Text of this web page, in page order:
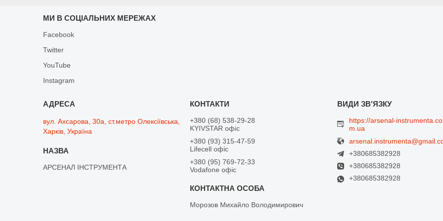
МИ В СОЦІАЛЬНИХ МЕРЕЖАХ
Facebook
Twitter
YouTube
Instagram
вул. Ахсарова, 30а, ст.метро Олексіївська,
Харків, Україна
АРСЕНАЛ ІНСТРУМЕНТА
+380 (68) 538-29-28
KYIVSTAR офіс
+380 (93) 315-47-59
Lifecell офіс
+380 (95) 769-72-33
Vodafone офіс
Морозов Михайло Володимирович
https://arsenal-instrumenta.co
m.ua
+380685382928
+380685382928
+380685382928